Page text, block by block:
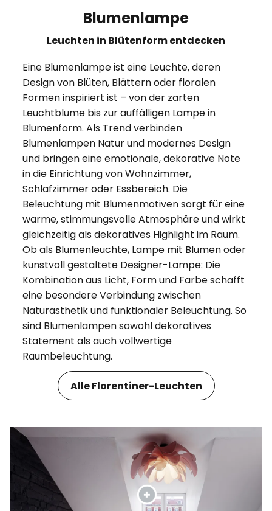
Blumenlampe
Leuchten in Blütenform entdecken
Eine Blumenlampe ist eine Leuchte, deren
Design von Blüten, Blättern oder floralen
Formen inspiriert ist – von der zarten
Leuchtblume bis zur auffälligen Lampe in
Blumenform. Als Trend verbinden
Blumenlampen Natur und modernes Design
und bringen eine emotionale, dekorative Note
in die Einrichtung von Wohnzimmer,
Schlafzimmer oder Essbereich. Die
Beleuchtung mit Blumenmotiven sorgt für eine
warme, stimmungsvolle Atmosphäre und wirkt
gleichzeitig als dekoratives Highlight im Raum.
Ob als Blumenleuchte, Lampe mit Blumen oder
kunstvoll gestaltete Designer-Lampe: Die
Kombination aus Licht, Form und Farbe schafft
eine besondere Verbindung zwischen
Naturästhetik und funktionaler Beleuchtung. So
sind Blumenlampen sowohl dekoratives
Statement als auch vollwertige
Raumbeleuchtung.
Alle Florentiner-Leuchten